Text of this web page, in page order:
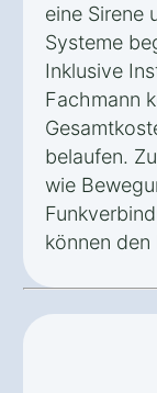
eine Sirene
Systeme
Inklusive
Fachmann
belaufen.
wie
können